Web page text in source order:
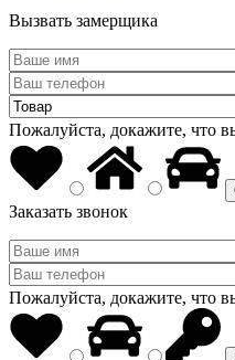
Вызвать замерщика
Пожалуйста, докажите, что
Заказать звонок
Пожалуйста, докажите, что